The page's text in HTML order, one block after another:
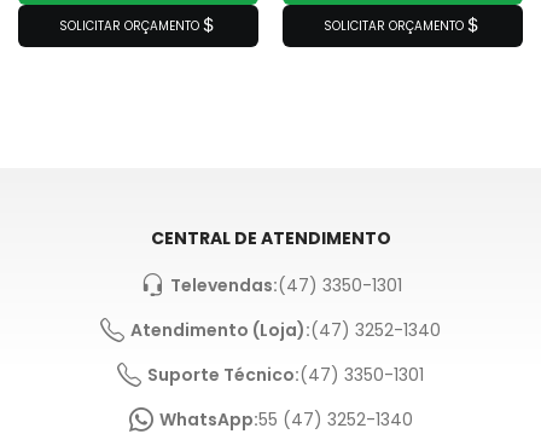
SOLICITAR ORÇAMENTO SOLICITAR ORÇAMENTO
CENTRAL DE ATENDIMENTO
Televendas:(47) 3350-1301
Atendimento (Loja):(47) 3252-1340
Suporte Técnico:(47) 3350-1301
WhatsApp:55 (47) 3252-1340